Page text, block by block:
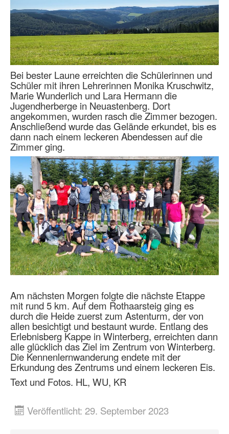
Bei bester Laune erreichten die Schülerinnen und
Schüler mit ihren Lehrerinnen Monika Kruschwitz,
Marie Wunderlich und Lara Hermann die
Jugendherberge in Neuastenberg. Dort
angekommen, wurden rasch die Zimmer bezogen.
Anschließend wurde das Gelände erkundet, bis es
dann nach einem leckeren Abendessen auf die
Zimmer ging.
Am nächsten Morgen folgte die nächste Etappe
mit rund 5 km. Auf dem Rothaarsteig ging es
durch die Heide zuerst zum Astenturm, der von
allen besichtigt und bestaunt wurde. Entlang des
Erlebnisberg Kappe in Winterberg, erreichten dann
alle glücklich das Ziel im Zentrum von Winterberg.
Die Kennenlernwanderung endete mit der
Erkundung des Zentrums und einem leckeren Eis.
Text und Fotos. HL, WU, KR
Veröffentlicht: 29. September 2023